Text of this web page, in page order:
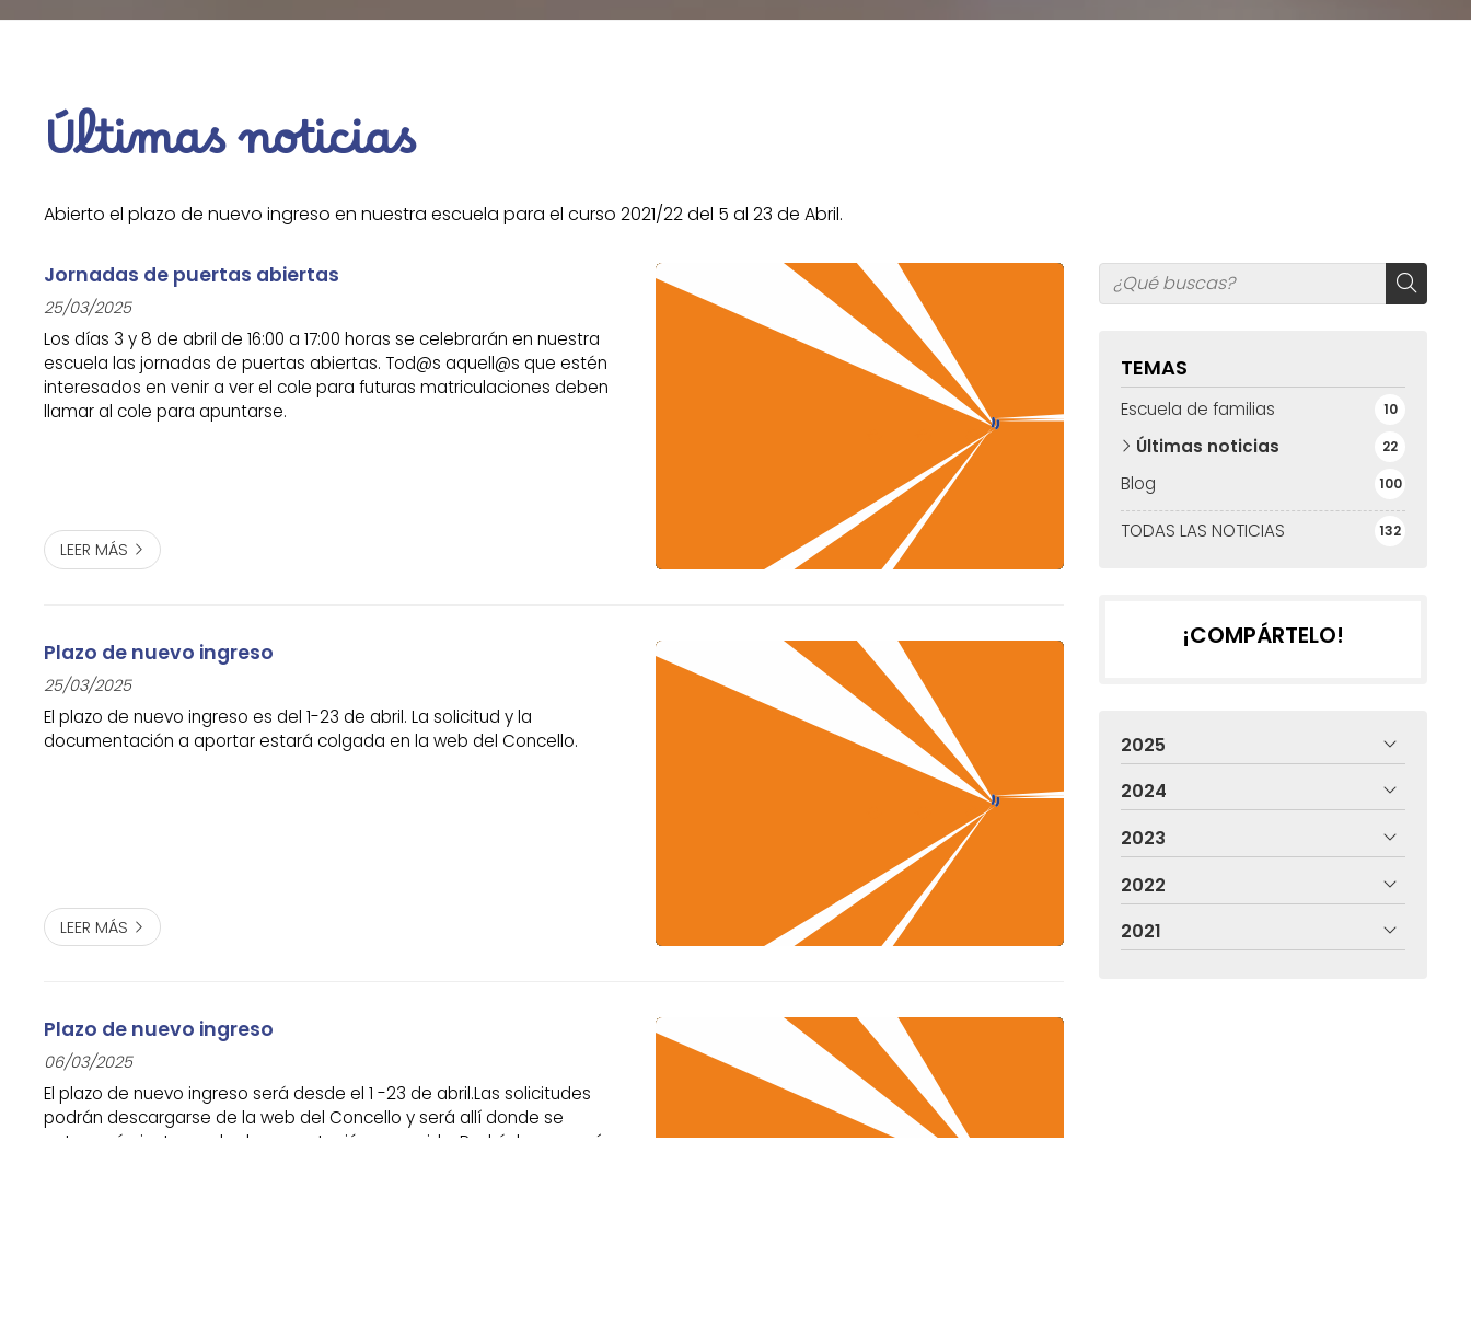
Últimas noticias
Abierto el plazo de nuevo ingreso en nuestra escuela para el curso 2021/22 del 5 al 23 de Abril.
TEMAS
TODAS LAS NOTICIAS 132
Escuela de familias 10
Últimas noticias 22
Blog 100
Jornadas de puertas abiertas
25/03/2025
Los días 3 y 8 de abril de 16:00 a 17:00 horas se celebrarán en nuestra
escuela las jornadas de puertas abiertas. Tod@s aquell@s que estén
interesados en venir a ver el cole para futuras matriculaciones deben
llamar al cole para apuntarse.
LEER MÁS
Plazo de nuevo ingreso
25/03/2025
El plazo de nuevo ingreso es del 1-23 de abril. La solicitud y la
documentación a aportar estará colgada en la web del Concello.
LEER MÁS
Plazo de nuevo ingreso
06/03/2025
El plazo de nuevo ingreso será desde el 1 -23 de abril.Las solicitudes
podrán descargarse de la web del Concello y será allí donde se
entregarán junto con la documentación requerida. Podrá hacerse vía
¡COMPÁRTELO!
2025
2024
2023
2022
2021